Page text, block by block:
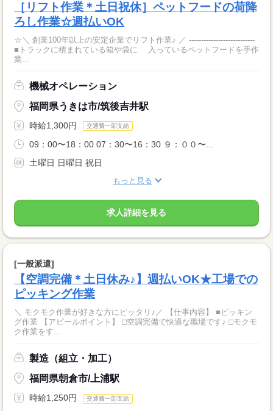
［リフト作業＊土日祝休］ペットフードの荷降
ろし作業☆週払いOK
☆＼ 創業100年以上の安定企業でリフト作業♪ ／ ---------------------------
■トラックに積まれている箱や袋に 入っているペットフードを手作
業...
機械オペレーション
福岡県うきは市/筑後吉井駅
時給1,300円 交通費一部支給
09：00〜18：00 07：30〜16：30 ９：００〜...
土曜日 日曜日 祝日
もっと見る
求人詳細を見る
[一般派遣]
【空調完備＊土日休み♪】週払いOK★工場での
ピッキング作業
＼ モクモク作業が好きな方にピッタリ♪／ 【仕事内容】 ■ピッキン
グ作業 【アピールポイント】 □空調完備で快適な職場です♪ □モクモ
ク作業をす...
製造（組立・加工）
福岡県朝倉市/上浦駅
時給1,250円 交通費一部支給